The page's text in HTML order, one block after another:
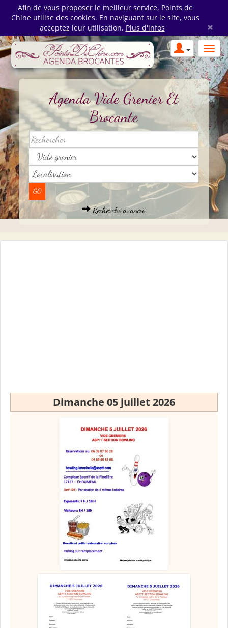
Afin de vous proposer le meilleur service, Points de
Chine utilise des cookies. En naviguant sur le site, vous
acceptez leur utilisation. Plus d'infos ×
Agenda Vide Grenier Et
Brocante
Recherche avancée
Dimanche 05 juillet 2026